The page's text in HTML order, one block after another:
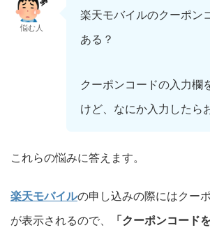
悩む人
楽天モバイルのクーポン
ある？
クーポンコードの入力欄
けど、なにか入力したら
これらの悩みに答えます。
楽天モバイルの申し込みの際にはクー
が表示されるので、
「クーポンコード